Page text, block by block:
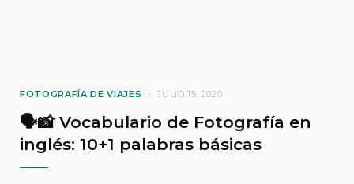
FOTOGRAFÍA DE VIAJES JULIO 15, 2020
🗣️📸 Vocabulario de Fotografía en
inglés: 10+1 palabras básicas